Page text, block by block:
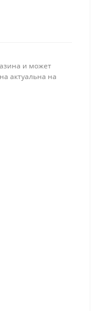
и может
актуальна на